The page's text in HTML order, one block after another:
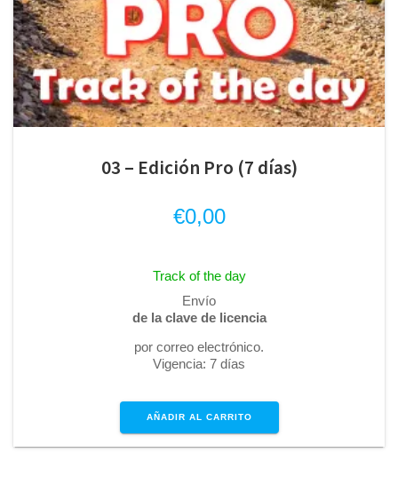
03 – Edición Pro (7 días)
€0,00
Track of the day
Envío
de la clave de licencia
por correo electrónico.
Vigencia: 7 días
AÑADIR AL CARRITO